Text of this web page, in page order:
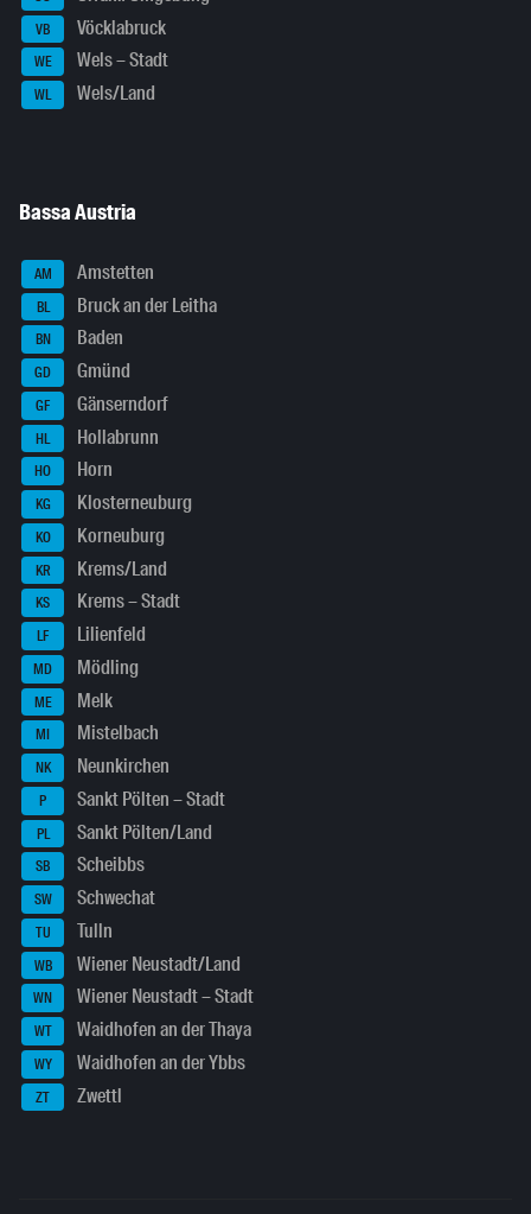
VB Vöcklabruck
WE Wels – Stadt
WL Wels/Land
Bassa Austria
AM Amstetten
BL Bruck an der Leitha
BN Baden
GD Gmünd
GF Gänserndorf
HL Hollabrunn
HO Horn
KG Klosterneuburg
KO Korneuburg
KR Krems/Land
KS Krems – Stadt
LF Lilienfeld
MD Mödling
ME Melk
MI Mistelbach
NK Neunkirchen
P Sankt Pölten – Stadt
PL Sankt Pölten/Land
SB Scheibbs
SW Schwechat
TU Tulln
WB Wiener Neustadt/Land
WN Wiener Neustadt – Stadt
WT Waidhofen an der Thaya
WY Waidhofen an der Ybbs
ZT Zwettl